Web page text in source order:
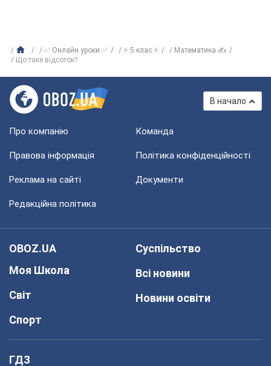
✅ Онлайн уроки ✅ ⚡ 5 клас ⚡
Математика ✍
Що таке відсоток?
В начало
Про компанію Команда
Правова інформація Політика конфіденційності
Реклама на сайті Документи
Редакційна політика
OBOZ.UA
Моя Школа
Світ
Спорт
Суспільство
Всі новини
Новини освіти
ГДЗ